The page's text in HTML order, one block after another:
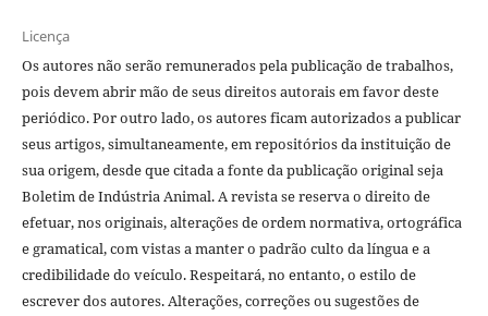
Licença
Os autores não serão remunerados pela publicação de trabalhos,
pois devem abrir mão de seus direitos autorais em favor deste
periódico. Por outro lado, os autores ficam autorizados a publicar
seus artigos, simultaneamente, em repositórios da instituição de
sua origem, desde que citada a fonte da publicação original seja
Boletim de Indústria Animal. A revista se reserva o direito de
efetuar, nos originais, alterações de ordem normativa, ortográfica
e gramatical, com vistas a manter o padrão culto da língua e a
credibilidade do veículo. Respeitará, no entanto, o estilo de
escrever dos autores. Alterações, correções ou sugestões de